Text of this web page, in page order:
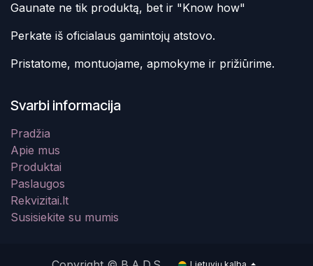
Gaunate ne tik produktą, bet ir "Know how"
Perkate iš oficialaus gamintojų atstovo.
Pristatome, montuojame, apmokyme ir prižiūrime.
Svarbi informacija
Pradžia
Apie mus
Produktai
Paslaugos
Rekvizitai.lt
Susisiekite su mumis